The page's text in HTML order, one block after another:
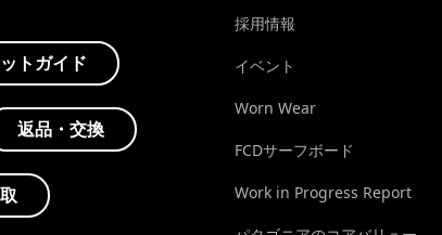
トガイド
返品・交換
採用情報
イベント
Worn Wear
FCDサーフボード
Work in Progress Report